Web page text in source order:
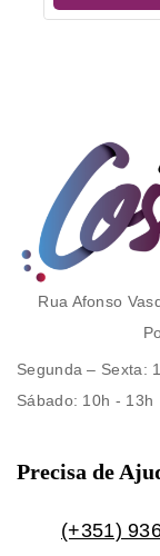
Rua Afonso
Segunda – Sexta:
Sábado: 10h - 13h
Precisa de
(+351)